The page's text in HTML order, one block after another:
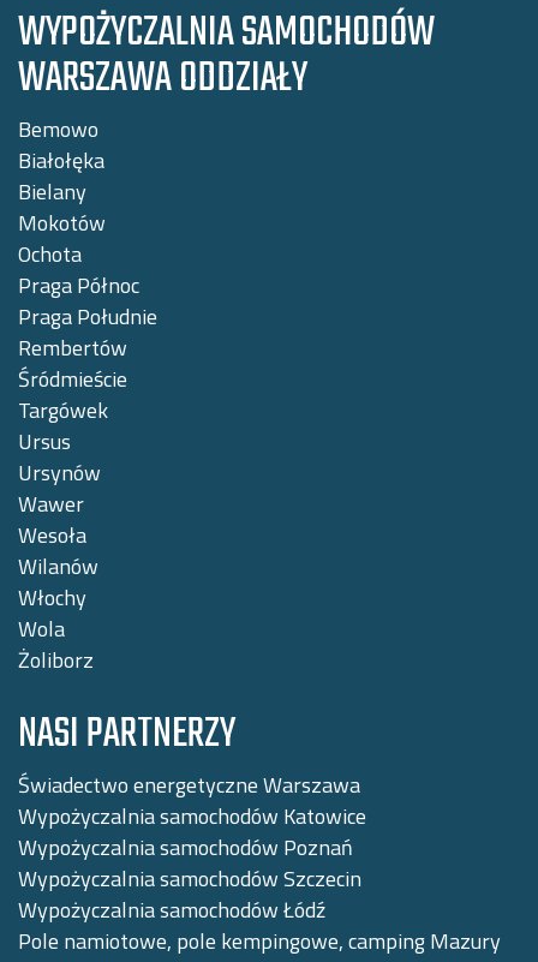
WYPOŻYCZALNIA SAMOCHODÓW
WARSZAWA ODDZIAŁY
Bemowo
Białołęka
Bielany
Mokotów
Ochota
Praga Północ
Praga Południe
Rembertów
Śródmieście
Targówek
Ursus
Ursynów
Wawer
Wesoła
Wilanów
Włochy
Wola
Żoliborz
NASI PARTNERZY
Świadectwo energetyczne Warszawa
Wypożyczalnia samochodów Katowice
Wypożyczalnia samochodów Poznań
Wypożyczalnia samochodów Szczecin
Wypożyczalnia samochodów Łódź
Pole namiotowe, pole kempingowe, camping Mazury